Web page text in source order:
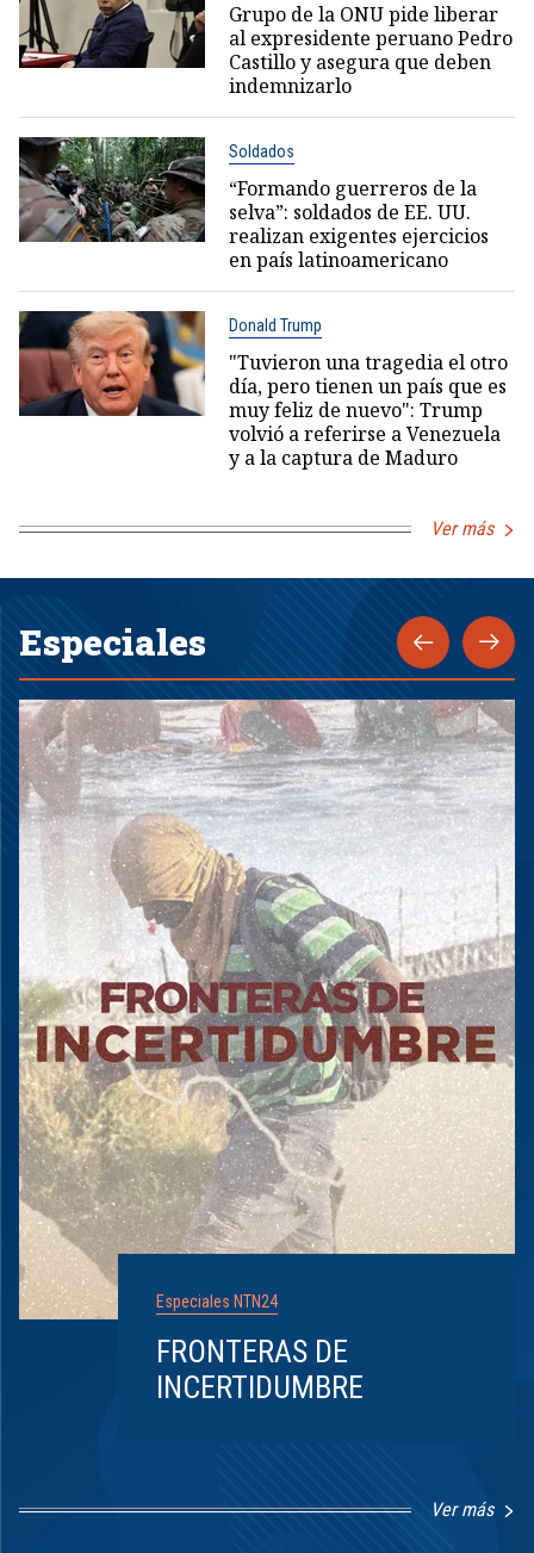
Grupo de la ONU pide liberar
al expresidente peruano Pedro
Castillo y asegura que deben
indemnizarlo
Soldados
“Formando guerreros de la
selva”: soldados de EE. UU.
realizan exigentes ejercicios
en país latinoamericano
Donald Trump
"Tuvieron una tragedia el otro
día, pero tienen un país que es
muy feliz de nuevo": Trump
volvió a referirse a Venezuela
y a la captura de Maduro
Ver más
Especiales
Especiales NTN24
FRONTERAS DE
INCERTIDUMBRE
Ver más